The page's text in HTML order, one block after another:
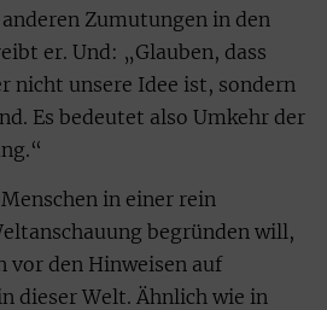
Zumutungen in den
er. Und: „Glauben, dass
nicht unsere Idee ist, sondern
Es bedeutet also Umkehr der
in einer rein
begründen will,
vor den Hinweisen auf
dieser Welt. Ähnlich wie in